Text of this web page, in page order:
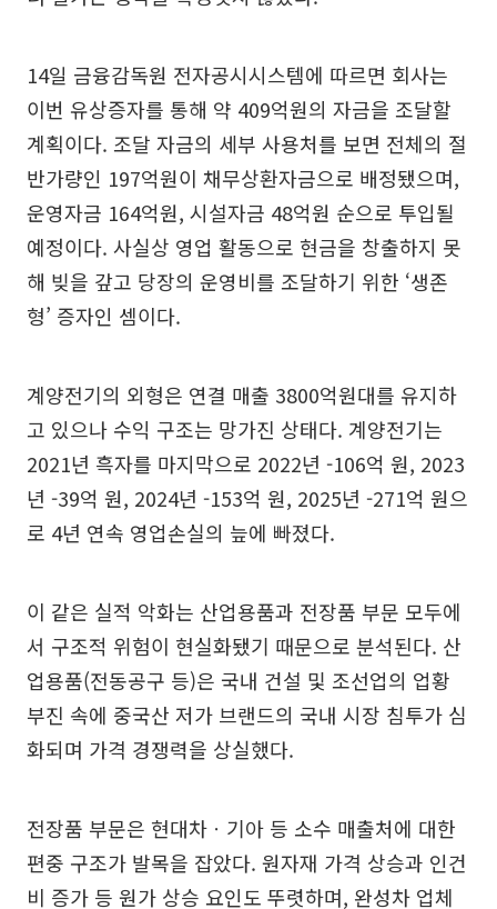
14일 금융감독원 전자공시시스템에 따르면 회사는
이번 유상증자를 통해 약 409억원의 자금을 조달할
계획이다. 조달 자금의 세부 사용처를 보면 전체의 절
반가량인 197억원이 채무상환자금으로 배정됐으며,
운영자금 164억원, 시설자금 48억원 순으로 투입될
예정이다. 사실상 영업 활동으로 현금을 창출하지 못
해 빚을 갚고 당장의 운영비를 조달하기 위한 ‘생존
형’ 증자인 셈이다.
계양전기의 외형은 연결 매출 3800억원대를 유지하
고 있으나 수익 구조는 망가진 상태다. 계양전기는
2021년 흑자를 마지막으로 2022년 -106억 원, 2023
년 -39억 원, 2024년 -153억 원, 2025년 -271억 원으
로 4년 연속 영업손실의 늪에 빠졌다.
이 같은 실적 악화는 산업용품과 전장품 부문 모두에
서 구조적 위험이 현실화됐기 때문으로 분석된다. 산
업용품(전동공구 등)은 국내 건설 및 조선업의 업황
부진 속에 중국산 저가 브랜드의 국내 시장 침투가 심
화되며 가격 경쟁력을 상실했다.
전장품 부문은 현대차ㆍ기아 등 소수 매출처에 대한
편중 구조가 발목을 잡았다. 원자재 가격 상승과 인건
비 증가 등 원가 상승 요인도 뚜렷하며, 완성차 업체